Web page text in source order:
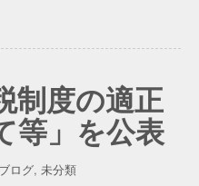
制度の適正
等」を公表
ブログ, 未分類